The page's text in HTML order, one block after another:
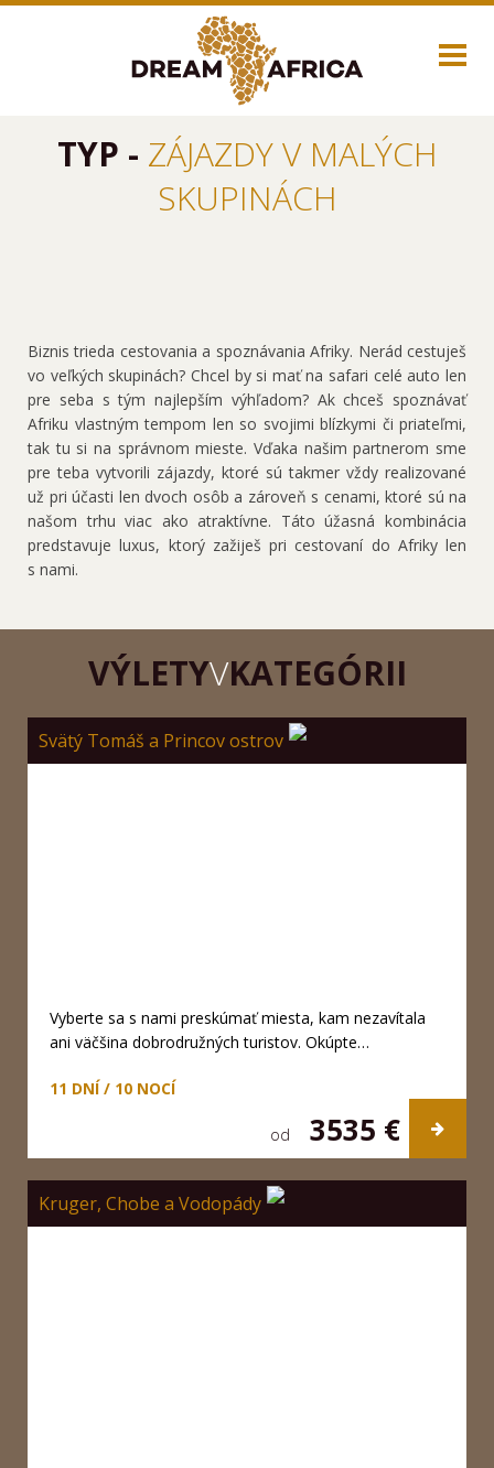
TYP - ZÁJAZDY V MALÝCH
SKUPINÁCH
Biznis trieda cestovania a spoznávania Afriky. Nerád cestuješ
vo veľkých skupinách? Chcel by si mať na safari celé auto len
pre seba s tým najlepším výhľadom? Ak chceš spoznávať
Afriku vlastným tempom len so svojimi blízkymi či priateľmi,
tak tu si na správnom mieste. Vďaka našim partnerom sme
pre teba vytvorili zájazdy, ktoré sú takmer vždy realizované
už pri účasti len dvoch osôb a zároveň s cenami, ktoré sú na
našom trhu viac ako atraktívne. Táto úžasná kombinácia
predstavuje luxus, ktorý zažiješ pri cestovaní do Afriky len
s nami.
VÝLETYVKATEGÓRII
Svätý Tomáš a Princov ostrov
Vyberte sa s nami preskúmať miesta, kam nezavítala
ani väčšina dobrodružných turistov. Okúpte…
11 DNÍ / 10 NOCÍ
od 3535 €
Kruger, Chobe a Vodopády